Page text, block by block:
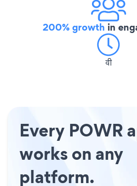
200% growth in
वी
Every POWR
works on any
platform.